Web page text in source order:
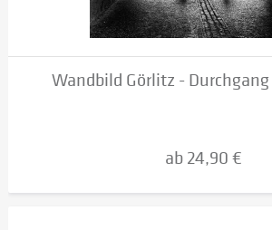
Wandbild Görlitz -
ab 24,90 €